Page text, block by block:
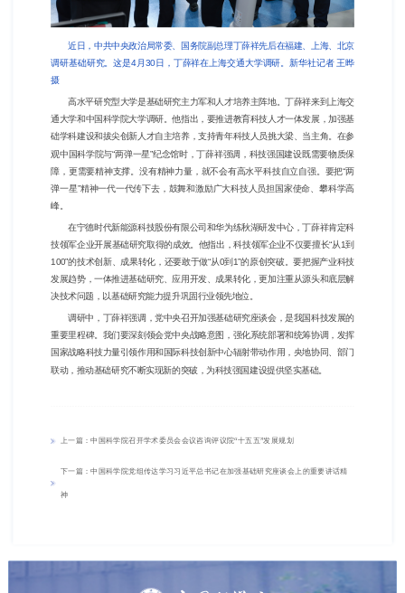
近日，中共中央政治局常委、国务院副总理丁薛祥先后在福建、上海、北京
调研基础研究。这是4月30日，丁薛祥在上海交通大学调研。新华社记者 王晔
摄
高水平研究型大学是基础研究主力军和人才培养主阵地。丁薛祥来到上海交
通大学和中国科学院大学调研。他指出，要推进教育科技人才一体发展，加强基
础学科建设和拔尖创新人才自主培养，支持青年科技人员挑大梁、当主角。在参
观中国科学院与“两弹一星”纪念馆时，丁薛祥强调，科技强国建设既需要物质保
障，更需要精神支撑。没有精神力量，就不会有高水平科技自立自强。要把“两
弹一星”精神一代一代传下去，鼓舞和激励广大科技人员担国家使命、攀科学高
峰。
在宁德时代新能源科技股份有限公司和华为练秋湖研发中心，丁薛祥肯定科
技领军企业开展基础研究取得的成效。他指出，科技领军企业不仅要擅长“从1到
100”的技术创新、成果转化，还要敢于做“从0到1”的原创突破。要把握产业科技
发展趋势，一体推进基础研究、应用开发、成果转化，更加注重从源头和底层解
决技术问题，以基础研究能力提升巩固行业领先地位。
调研中，丁薛祥强调，党中央召开加强基础研究座谈会，是我国科技发展的
重要里程碑。我们要深刻领会党中央战略意图，强化系统部署和统筹协调，发挥
国家战略科技力量引领作用和国际科技创新中心辐射带动作用，央地协同、部门
联动，推动基础研究不断实现新的突破，为科技强国建设提供坚实基础。
上一篇：中国科学院召开学术委员会会议咨询评议院“十五五”发展规划
下一篇：中国科学院党组传达学习习近平总书记在加强基础研究座谈会上的重要讲话精
神